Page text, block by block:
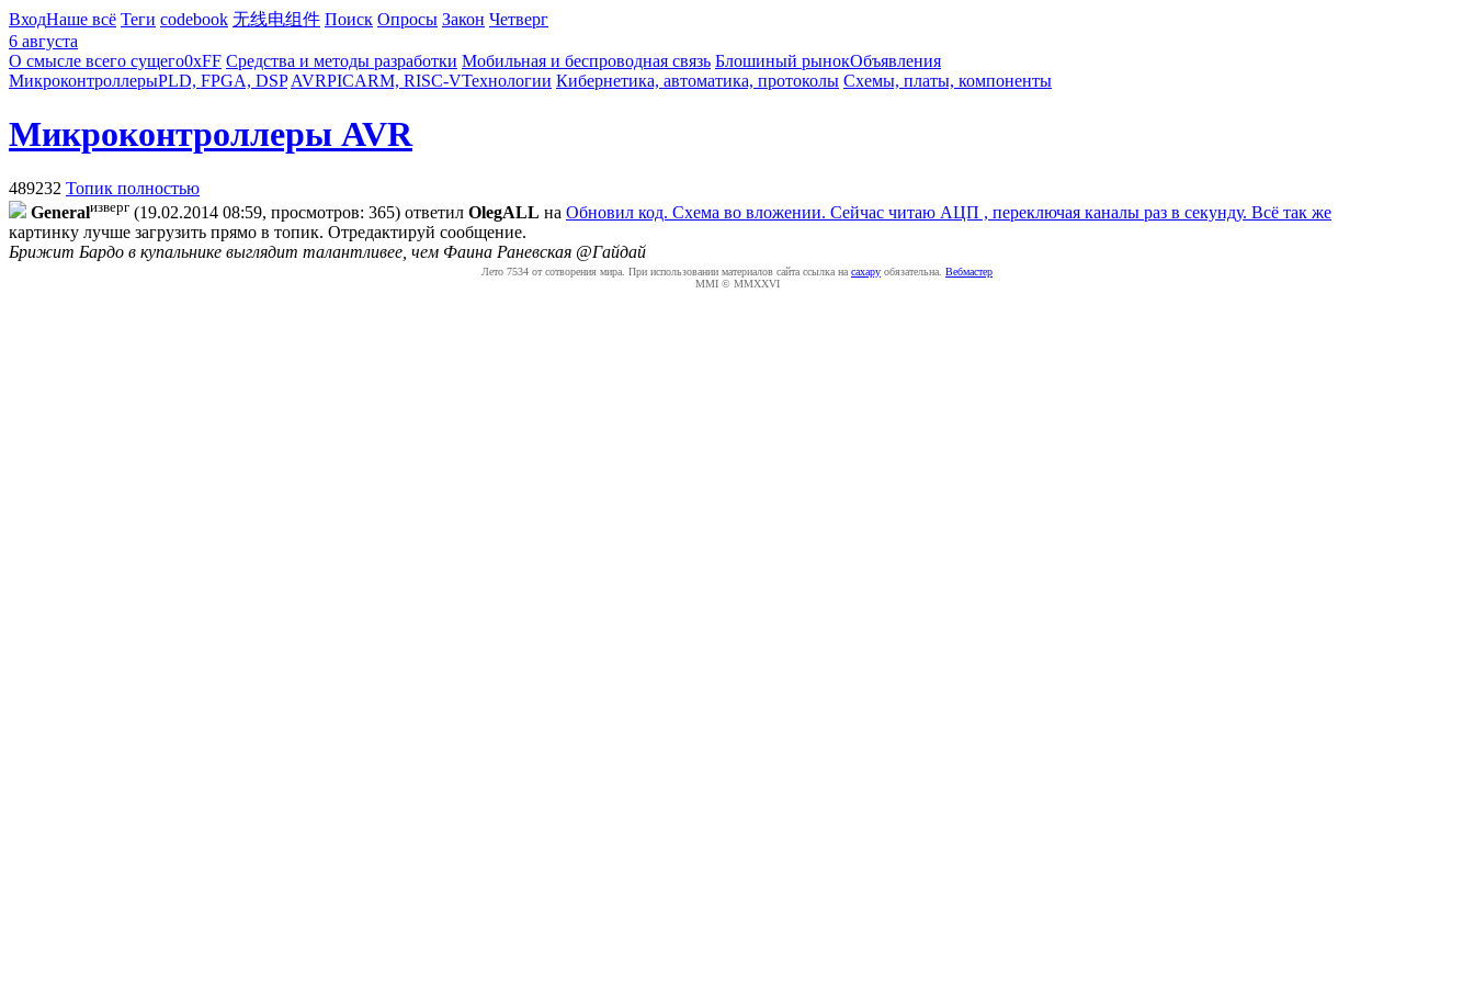
ВходНаше всё Теги codebook 无线电组件 Поиск Опросы Закон Четверг
6 августа
О смысле всего сущего0xFF Средства и методы разработки Мобильная и беспроводная связь Блошиный рынокОбъявления
МикроконтроллерыPLD, FPGA, DSP AVRPICARM, RISC-VТехнологии Кибернетика, автоматика, протоколы Схемы, платы, компоненты
Микроконтроллеры AVR
489232 Топик полностью
Generalизверг (19.02.2014 08:59, просмотров: 365) ответил OlegALL на Обновил код. Схема во вложении. Сейчас читаю АЦП , переключая каналы раз в секунду. Всё так же
картинку лучше загрузить прямо в топик. Отредактируй сообщение.
Брижит Бардо в купальнике выглядит талантливее, чем Фаина Раневская @Гайдай
Лето 7534 от сотворения мира. При использовании материалов сайта ссылка на caxapу обязательна. Вебмастер
MMI © MMXXVI